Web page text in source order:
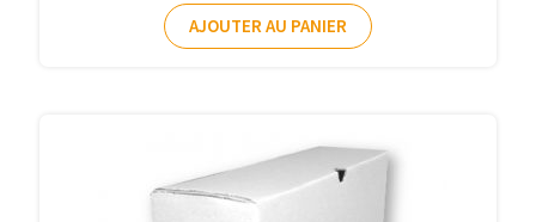
AJOUTER AU PANIER